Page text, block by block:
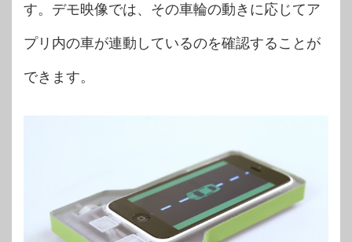
す。デモ映像では、その車輪の動きに応じてア
プリ内の車が連動しているのを確認することが
できます。